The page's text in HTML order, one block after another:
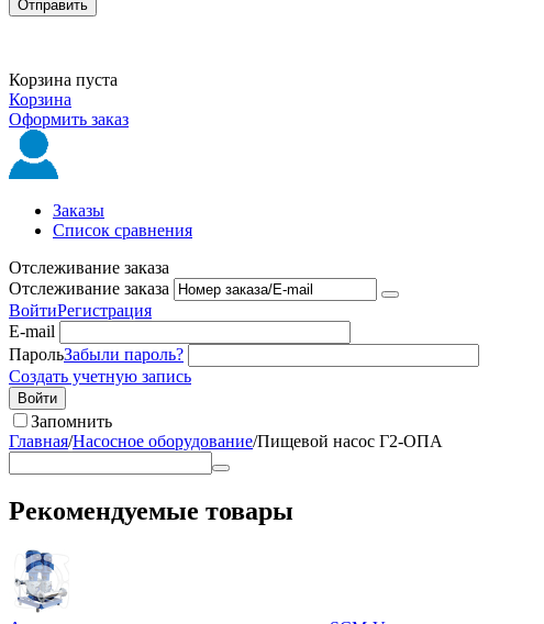
Отправить
Корзина пуста
Корзина
Оформить заказ
Заказы
Список сравнения
Отслеживание заказа
Отслеживание заказа
ВойтиРегистрация
E-mail
ПарольЗабыли пароль?
Создать учетную запись
Войти
Запомнить
Главная/Насосное оборудование/Пищевой насос Г2-ОПА
Рекомендуемые товары